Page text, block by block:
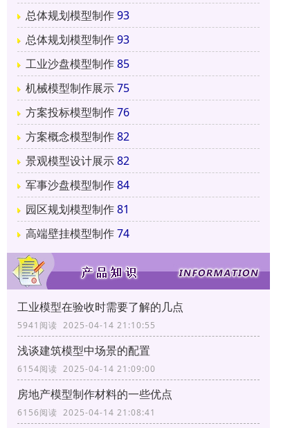
总体规划模型制作93
总体规划模型制作93
工业沙盘模型制作85
机械模型制作展示75
方案投标模型制作76
方案概念模型制作82
景观模型设计展示82
军事沙盘模型制作84
园区规划模型制作81
高端壁挂模型制作74
工业模型在验收时需要了解的几点
5941阅读 2025-04-14 21:10:55
浅谈建筑模型中场景的配置
6154阅读 2025-04-14 21:09:00
房地产模型制作材料的一些优点
6156阅读 2025-04-14 21:08:41